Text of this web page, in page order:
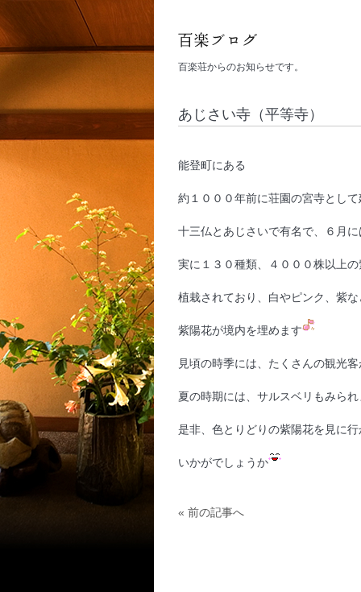
百楽荘からのお知らせです。
あじさい寺（平等寺）
能登町にある
約１０００年前に荘園の宮寺とし
十三仏とあじさいで有名で、６月に
実に１３０種類、４０００株以上
植栽されており、白やピンク、紫
紫陽花が境内を埋めます
見頃の時季には、たくさんの観光
夏の時期には、サルスベリもみら
是非、色とりどりの紫陽花を見に
いかがでしょうか
« 前の記事へ